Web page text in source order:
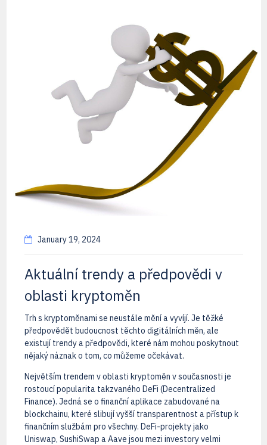
January 19, 2024
Aktuální trendy a předpovědi v
oblasti kryptoměn
Trh s kryptoměnami se neustále mění a vyvíjí. Je těžké
předpovědět budoucnost těchto digitálních měn, ale
existují trendy a předpovědi, které nám mohou poskytnout
nějaký náznak o tom, co můžeme očekávat.
Největším trendem v oblasti kryptoměn v současnosti je
rostoucí popularita takzvaného DeFi (Decentralized
Finance). Jedná se o finanční aplikace zabudované na
blockchainu, které slibují vyšší transparentnost a přístup k
finančním službám pro všechny. DeFi-projekty jako
Uniswap, SushiSwap a Aave jsou mezi investory velmi